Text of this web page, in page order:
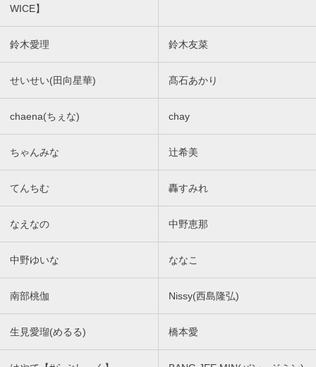
WICE】
鈴木愛理 鈴木友菜
せいせい(田向星華) 髙石あかり
chaena(ちぇな) chay
ちゃんみな 辻希美
てんちむ 轟すみれ
なえなの 中野恵那
中野ゆいな ななこ
南部桃伽 Nissy(西島隆弘)
生見愛瑠(めるる) 橋本愛